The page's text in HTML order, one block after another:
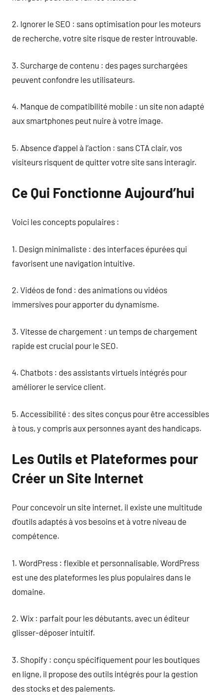
2. Ignorer le SEO : sans optimisation pour les moteurs
de recherche, votre site risque de rester introuvable.
3. Surcharge de contenu : des pages surchargées
peuvent confondre les utilisateurs.
4. Manque de compatibilité mobile : un site non adapté
aux smartphones peut nuire à votre image.
5. Absence d’appel à l’action : sans CTA clair, vos
visiteurs risquent de quitter votre site sans interagir.
Ce Qui Fonctionne Aujourd’hui
Voici les concepts populaires :
1. Design minimaliste : des interfaces épurées qui
favorisent une navigation intuitive.
2. Vidéos de fond : des animations ou vidéos
immersives pour apporter du dynamisme.
3. Vitesse de chargement : un temps de chargement
rapide est crucial pour le SEO.
4. Chatbots : des assistants virtuels intégrés pour
améliorer le service client.
5. Accessibilité : des sites conçus pour être accessibles
à tous, y compris aux personnes ayant des handicaps.
Les Outils et Plateformes pour
Créer un Site Internet
Pour concevoir un site internet, il existe une multitude
d’outils adaptés à vos besoins et à votre niveau de
compétence.
1. WordPress : flexible et personnalisable, WordPress
est une des plateformes les plus populaires dans le
domaine.
2. Wix : parfait pour les débutants, avec un éditeur
glisser-déposer intuitif.
3. Shopify : conçu spécifiquement pour les boutiques
en ligne, il propose des outils intégrés pour la gestion
des stocks et des paiements.